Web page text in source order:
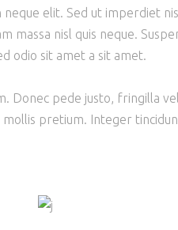
elit. Sed ut imperdiet
nisl quis neque.
odio sit amet a sit amet.
Donec pede justo, fringilla
pretium. Integer